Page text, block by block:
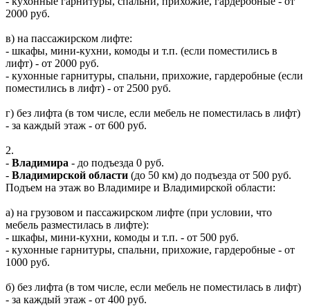
2000 руб.
в) на пассажирском лифте:
- шкафы, мини-кухни, комоды и т.п. (если поместились в
лифт) - от 2000 руб.
- кухонные гарнитуры, спальни, прихожие, гардеробные (если
поместились в лифт) - от 2500 руб.
г) без лифта (в том числе, если мебель не поместилась в лифт)
- за каждый этаж - от 600 руб.
2.
- Владимира - до подъезда 0 руб.
- Владимирской области (до 50 км) до подъезда от 500 руб.
Подъем на этаж во Владимире и Владимирской области:
а) на грузовом и пассажирском лифте (при условии, что
мебель разместилась в лифте):
- шкафы, мини-кухни, комоды и т.п. - от 500 руб.
- кухонные гарнитуры, спальни, прихожие, гардеробные - от
1000 руб.
б) без лифта (в том числе, если мебель не поместилась в лифт)
- за каждый этаж - от 400 руб.